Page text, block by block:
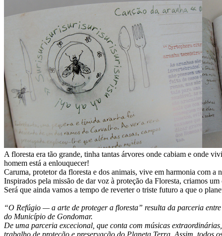
A floresta era tão grande, tinha tantas árvores onde cabiam e onde
homem está a enlouquecer!
Caruma, protetor da floresta e dos animais, vive em harmonia com a
Inspirados pela missão de dar voz à proteção da Floresta, criamos
Será que ainda vamos a tempo de reverter o triste futuro a que o
“O Refúgio — a arte de proteger a floresta” resulta da parceria
do Município de Gondomar.
De uma parceria excecional, que conta com músicas
trabalho de proteção e preservação do Planeta Terra. Assim, todos